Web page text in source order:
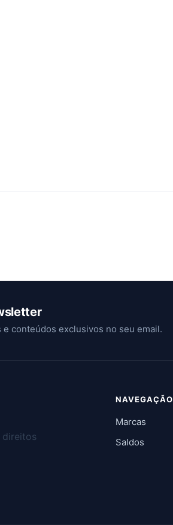
e conteúdos exclusivos no seu email.
direitos
NAVEGAÇÃO
Marcas
Saldos